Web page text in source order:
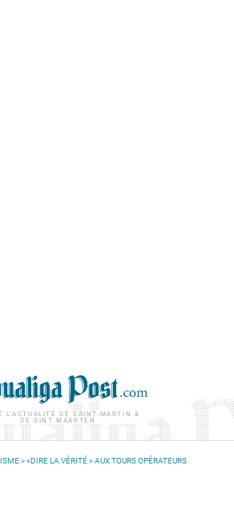
L'ACTUALITÉ DE SAINT-MARTIN &
DE SINT MAARTEN
> «DIRE LA VÉRITÉ » AUX TOURS OPÉRATEURS